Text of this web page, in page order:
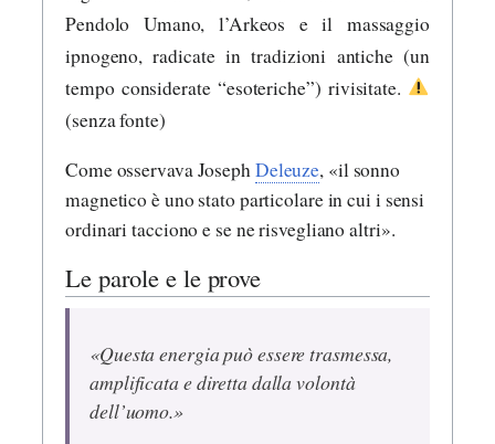
Pendolo Umano, l’Arkeos e il massaggio
ipnogeno, radicate in tradizioni antiche (un
tempo considerate “esoteriche”) rivisitate.
(senza fonte)
Come osservava JosephDeleuze, «il sonno
magnetico è uno stato particolare in cui i sensi
ordinari tacciono e se ne risvegliano altri».
Le parole e le prove
«Questa energia può essere trasmessa,
amplificata e diretta dalla volontà
dell’uomo.»